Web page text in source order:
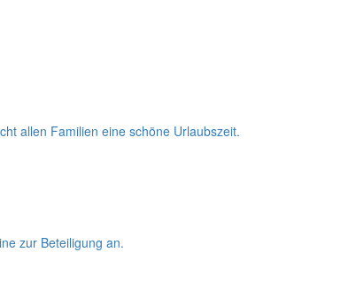
allen Familien eine schöne Urlaubszeit.
zur Beteiligung an.